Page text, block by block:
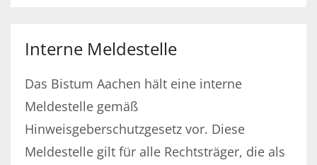
Interne Meldestelle
Das Bistum Aachen hält eine interne
Meldestelle gemäß
Hinweisgeberschutzgesetz vor. Diese
Meldestelle gilt für alle Rechtsträger, die als